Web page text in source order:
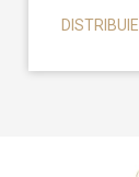
DISTRIBUIE